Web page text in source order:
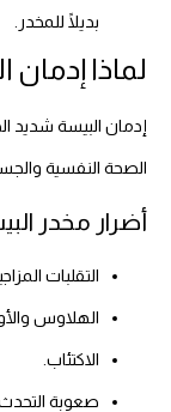
بديلًا للمخدر.
لماذا
إدمان البيسة شديد
الصحة النفسية
أضرار مخدر
التقلبات
الهلاوس
الاكتئاب.
صعوبة التحدث